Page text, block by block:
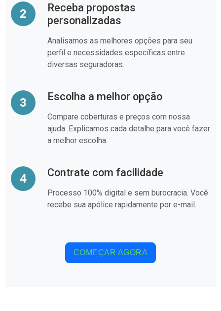
2
Receba propostas
personalizadas
Analisamos as melhores opções para seu
perfil e necessidades específicas entre
diversas seguradoras.
3 Escolha a melhor opção
Compare coberturas e preços com nossa
ajuda. Explicamos cada detalhe para você fazer
a melhor escolha.
4 Contrate com facilidade
Processo 100% digital e sem burocracia. Você
recebe sua apólice rapidamente por e-mail.
COMEÇAR AGORA